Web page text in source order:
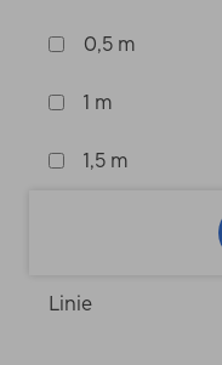
0,5 m
1 m
1,5 m
Linie